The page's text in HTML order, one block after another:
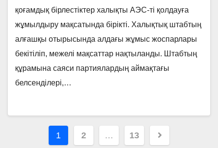
қоғамдық бірлестіктер халықты АЭС-ті қолдауға
жұмылдыру мақсатында бірікті. Халықтық штабтың
алғашқы отырысында алдағы жұмыс жоспарлары
бекітіліп, межелі мақсаттар нақтыланды. Штабтың
құрамына саяси партиялардың аймақтағы
белсенділері,…
Навигация
1 2 … 13